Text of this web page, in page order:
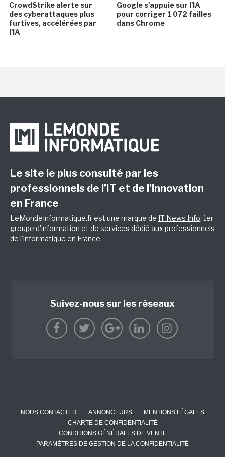
CrowdStrike alerte sur
des cyberattaques plus
furtives, accélérées par
l'IA
Google s'appuie sur l'IA
pour corriger 1 072 failles
dans Chrome
Le site le plus consulté par les
professionnels de l’IT et de l’innovation
en France
LeMondeInformatique.fr est une marque de IT News Info, 1er
groupe d'information et de services dédié aux professionnels
de l'informatique en France.
Suivez-nous sur les réseaux
NOUS CONTACTER ANNONCEURS
MENTIONS LÉGALES
CHARTE DE CONFIDENTIALITÉ
CONDITIONS GÉNÉRALES DE VENTE
PARAMÈTRES DE GESTION DE LA CONFIDENTIALITÉ